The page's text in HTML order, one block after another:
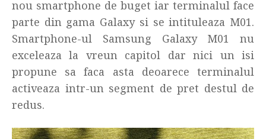
nou smartphone de buget iar terminalul face
parte din gama Galaxy si se intituleaza M01.
Smartphone-ul Samsung Galaxy M01 nu
exceleaza la vreun capitol dar nici un isi
propune sa faca asta deoarece terminalul
activeaza intr-un segment de pret destul de
redus.